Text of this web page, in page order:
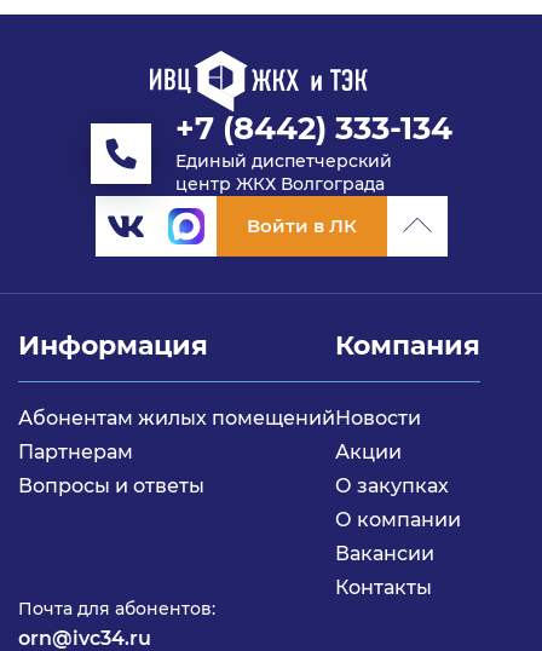
+7 (8442) 333-134
Единый диспетчерский
центр ЖКХ Волгограда
Войти в ЛК
Информация
Абонентам жилых помещений
Партнерам
Вопросы и ответы
Компания
Новости
Акции
О закупках
О компании
Вакансии
Контакты
Почта для абонентов:
orn@ivc34.ru